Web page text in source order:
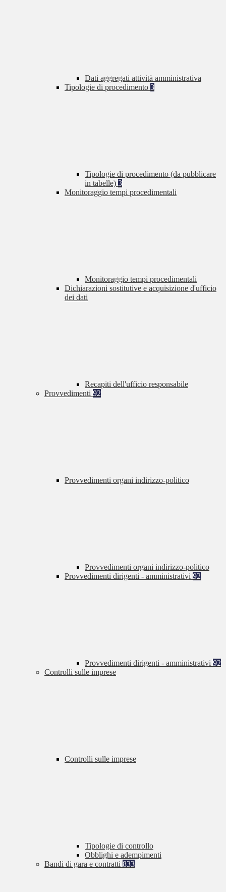
Dati aggregati attività amministrativa
Tipologie di procedimento 3
Tipologie di procedimento (da pubblicare
in tabelle) 3
Monitoraggio tempi procedimentali
Monitoraggio tempi procedimentali
Dichiarazioni sostitutive e acquisizione d'ufficio
dei dati
Recapiti dell'ufficio responsabile
Provvedimenti 92
Provvedimenti organi indirizzo-politico
Provvedimenti organi indirizzo-politico
Provvedimenti dirigenti - amministrativi 92
Provvedimenti dirigenti - amministrativi 92
Controlli sulle imprese
Controlli sulle imprese
Tipologie di controllo
Obblighi e adempimenti
Bandi di gara e contratti 833